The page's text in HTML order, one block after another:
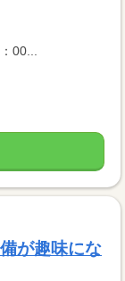
00...
が趣味にな